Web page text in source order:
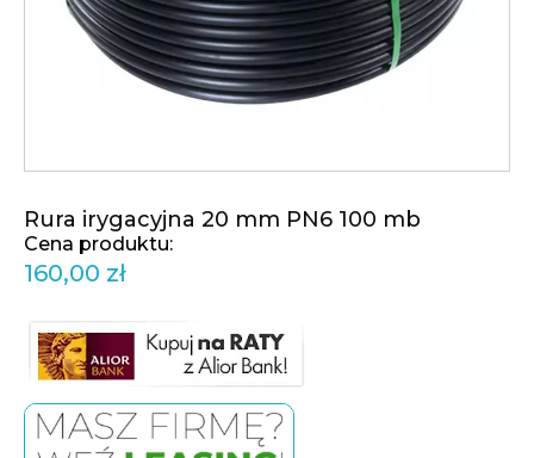
Rura irygacyjna 20 mm PN6 100 mb
160,00 zł